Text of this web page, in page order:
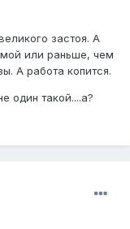
застоя. А
или раньше, чем
А работа копится.
один такой....а?